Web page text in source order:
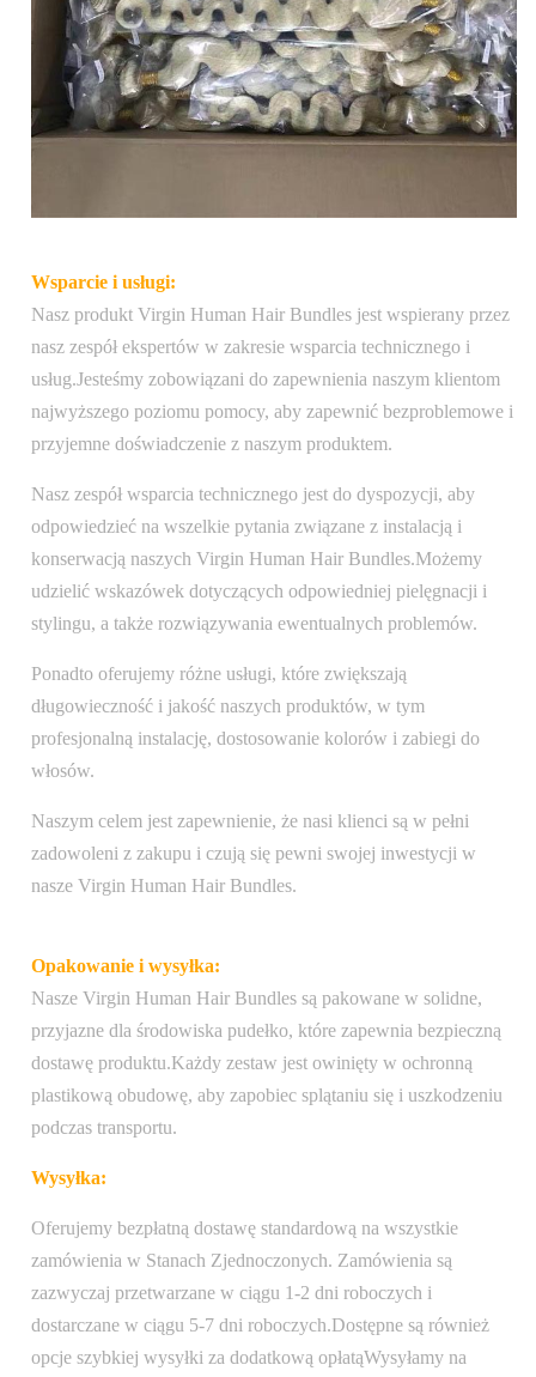
Wsparcie i usługi:
Nasz produkt Virgin Human Hair Bundles jest wspierany przez
nasz zespół ekspertów w zakresie wsparcia technicznego i
usług.Jesteśmy zobowiązani do zapewnienia naszym klientom
najwyższego poziomu pomocy, aby zapewnić bezproblemowe i
przyjemne doświadczenie z naszym produktem.
Nasz zespół wsparcia technicznego jest do dyspozycji, aby
odpowiedzieć na wszelkie pytania związane z instalacją i
konserwacją naszych Virgin Human Hair Bundles.Możemy
udzielić wskazówek dotyczących odpowiedniej pielęgnacji i
stylingu, a także rozwiązywania ewentualnych problemów.
Ponadto oferujemy różne usługi, które zwiększają
długowieczność i jakość naszych produktów, w tym
profesjonalną instalację, dostosowanie kolorów i zabiegi do
włosów.
Naszym celem jest zapewnienie, że nasi klienci są w pełni
zadowoleni z zakupu i czują się pewni swojej inwestycji w
nasze Virgin Human Hair Bundles.
Opakowanie i wysyłka:
Nasze Virgin Human Hair Bundles są pakowane w solidne,
przyjazne dla środowiska pudełko, które zapewnia bezpieczną
dostawę produktu.Każdy zestaw jest owinięty w ochronną
plastikową obudowę, aby zapobiec splątaniu się i uszkodzeniu
podczas transportu.
Wysyłka:
Oferujemy bezpłatną dostawę standardową na wszystkie
zamówienia w Stanach Zjednoczonych. Zamówienia są
zazwyczaj przetwarzane w ciągu 1-2 dni roboczych i
dostarczane w ciągu 5-7 dni roboczych.Dostępne są również
opcje szybkiej wysyłki za dodatkową opłatąWysyłamy na